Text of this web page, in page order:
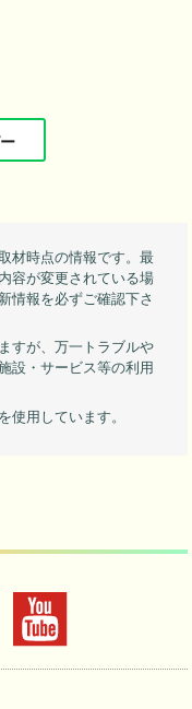
材時点の情報です。最
容が変更されている場
情報を必ずご確認下さ
すが、万一トラブルや
設・サービス等の利用
使用しています。